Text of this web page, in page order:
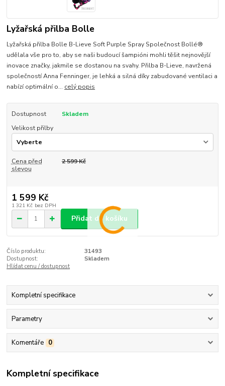
Lyžařská přilba Bolle
Lyžařská přilba Bolle B-Lieve Soft Purple Spray Společnost Bollé®
udělala vše pro to, aby se naši budoucí šampióni mohli těšit nejnovější
inovace značky, jakmile se dostanou na svahy. Přilba B-Lieve, navržená
společností Anna Fenninger, je lehká a silná díky zabudované ventilaci a
nabízí optimální o... celý popis
Dostupnost
Skladem
Velikost přilby
Cena před
slevou
2 599 Kč
1 599 Kč
1 321 Kč bez DPH
Přidat do košíku
Číslo produktu:
31493
Dostupnost:
Skladem
Hlídat cenu / dostupnost
Kompletní specifikace
Parametry
Komentáře 0
Kompletní specifikace